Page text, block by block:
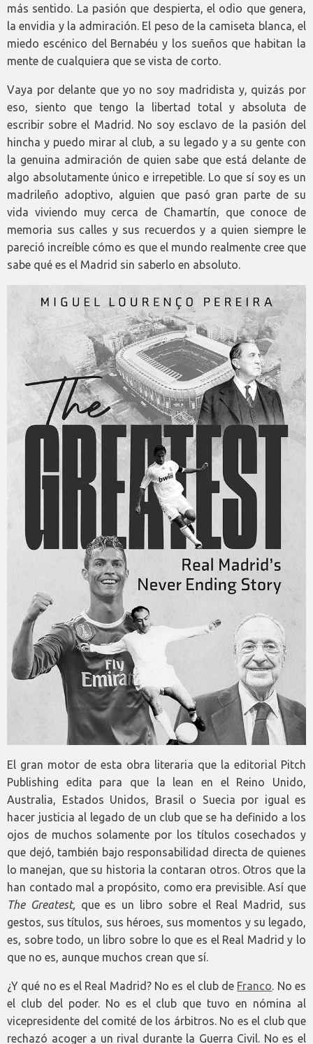
más sentido. La pasión que despierta, el odio que genera,
la envidia y la admiración. El peso de la camiseta blanca, el
miedo escénico del Bernabéu y los sueños que habitan la
mente de cualquiera que se vista de corto.
Vaya por delante que yo no soy madridista y, quizás por
eso, siento que tengo la libertad total y absoluta de
escribir sobre el Madrid. No soy esclavo de la pasión del
hincha y puedo mirar al club, a su legado y a su gente con
la genuina admiración de quien sabe que está delante de
algo absolutamente único e irrepetible. Lo que sí soy es un
madrileño adoptivo, alguien que pasó gran parte de su
vida viviendo muy cerca de Chamartín, que conoce de
memoria sus calles y sus recuerdos y a quien siempre le
pareció increíble cómo es que el mundo realmente cree que
sabe qué es el Madrid sin saberlo en absoluto.
El gran motor de esta obra literaria que la editorial Pitch
Publishing edita para que la lean en el Reino Unido,
Australia, Estados Unidos, Brasil o Suecia por igual es
hacer justicia al legado de un club que se ha definido a los
ojos de muchos solamente por los títulos cosechados y
que dejó, también bajo responsabilidad directa de quienes
lo manejan, que su historia la contaran otros. Otros que la
han contado mal a propósito, como era previsible. Así que
The Greatest, que es un libro sobre el Real Madrid, sus
gestos, sus títulos, sus héroes, sus momentos y su legado,
es, sobre todo, un libro sobre lo que es el Real Madrid y lo
que no es, aunque muchos crean que sí.
¿Y qué no es el Real Madrid? No es el club de Franco. No es
el club del poder. No es el club que tuvo en nómina al
vicepresidente del comité de los árbitros. No es el club que
rechazó acoger a un rival durante la Guerra Civil. No es el